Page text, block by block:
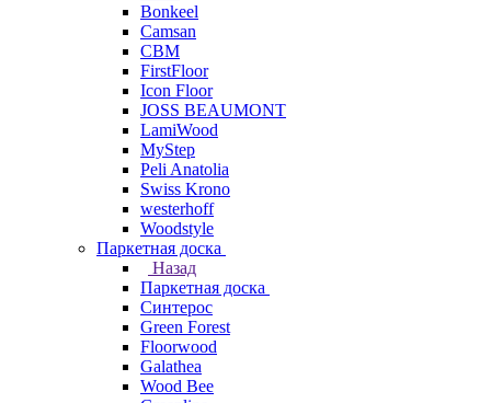
Bonkeel
Camsan
CBM
FirstFloor
Icon Floor
JOSS BEAUMONT
LamiWood
MyStep
Peli Anatolia
Swiss Krono
westerhoff
Woodstyle
Паркетная доска
Назад
Паркетная доска
Синтерос
Green Forest
Floorwood
Galathea
Wood Bee